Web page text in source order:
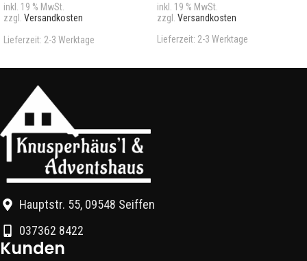
inkl. 19 % MwSt.
zzgl. Versandkosten
Lieferzeit: 2-3 Werktage
inkl. 19 % MwSt.
zzgl. Versandkosten
Lieferzeit: 2-3 Werktage
Hauptstr. 55, 09548 Seiffen
037362 8422
Kunden